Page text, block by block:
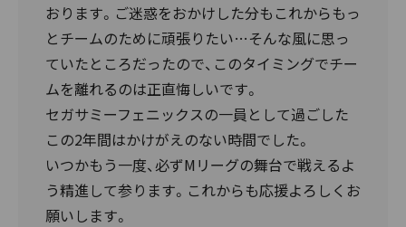
おります。ご迷惑をおかけした分もこれからもっ
とチームのために頑張りたい…そんな風に思っ
ていたところだったので、このタイミングでチー
ムを離れるのは正直悔しいです。
セガサミーフェニックスの一員として過ごした
この2年間はかけがえのない時間でした。
いつかもう一度、必ずMリーグの舞台で戦えるよ
う精進して参ります。これからも応援よろしくお
願いします。